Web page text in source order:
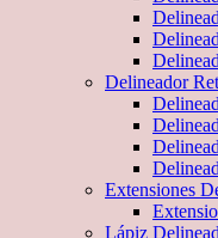
Delineador
Extensiones
Lápiz